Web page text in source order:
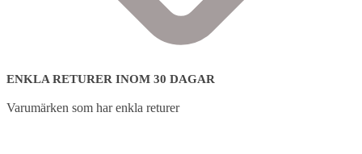
ENKLA RETURER INOM 30 DAGAR
Varumärken som har enkla returer